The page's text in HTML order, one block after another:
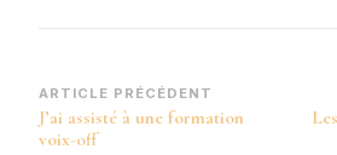
Navigation
d’article
ARTICLE PRÉCÉDENT
J’ai assisté à une formation
voix-off